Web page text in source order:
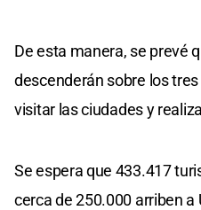
De esta manera, se prevé
descenderán sobre los
visitar las ciudades y
Se espera que 433.417
cerca de 250.000 arriben a